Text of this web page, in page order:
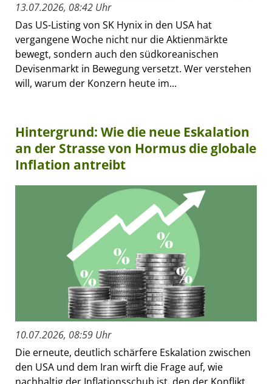
13.07.2026, 08:42 Uhr
Das US-Listing von SK Hynix in den USA hat
vergangene Woche nicht nur die Aktienmärkte
bewegt, sondern auch den südkoreanischen
Devisenmarkt in Bewegung versetzt. Wer verstehen
will, warum der Konzern heute im...
Hintergrund: Wie die neue Eskalation
an der Strasse von Hormus die globale
Inflation antreibt
10.07.2026, 08:59 Uhr
Die erneute, deutlich schärfere Eskalation zwischen
den USA und dem Iran wirft die Frage auf, wie